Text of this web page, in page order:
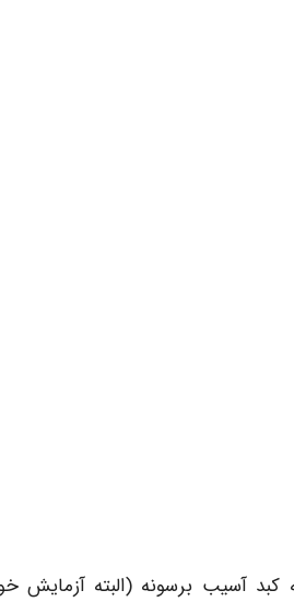
آسیب برسونه (البته آزمایش